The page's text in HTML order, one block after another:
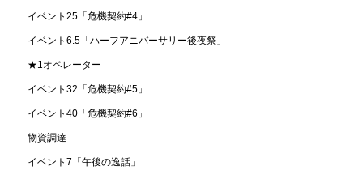
イベント25「危機契約#4」
イベント6.5「ハーフアニバーサリー後夜祭」
★1オペレーター
イベント32「危機契約#5」
イベント40「危機契約#6」
物資調達
イベント7「午後の逸話」